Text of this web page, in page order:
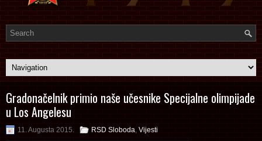
Gradonačelnik primio naše učesnike Specijalne olimpijade
u Los Angelesu
11. Augusta 2015. RSD Sloboda Vijesti